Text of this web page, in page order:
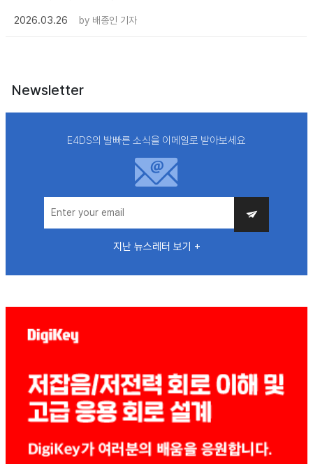
2026.03.26
by 배종인 기자
Newsletter
E4DS의 발빠른 소식을 이메일로 받아보세요
지난 뉴스레터 보기 +